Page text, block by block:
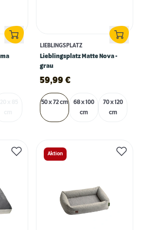
LIEBLINGSPLATZ
Lieblingsplatz Matte Nova -
grau
59,99 €
50 x 72 cm
68 x 100
cm
70 x 120
cm
Aktion